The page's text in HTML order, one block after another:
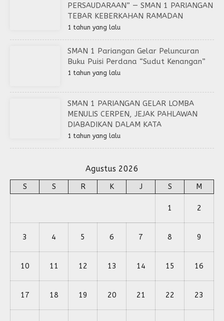
PERSAUDARAAN” — SMAN 1 PARIANGAN
TEBAR KEBERKAHAN RAMADAN
1 tahun yang lalu
SMAN 1 Pariangan Gelar Peluncuran
Buku Puisi Perdana “Sudut Kenangan”
1 tahun yang lalu
SMAN 1 PARIANGAN GELAR LOMBA
MENULIS CERPEN, JEJAK PAHLAWAN
DIABADIKAN DALAM KATA
1 tahun yang lalu
Agustus 2026
S S R K J S M
1 2
3 4 5 6 7 8 9
10 11 12 13 14 15 16
17 18 19 20 21 22 23